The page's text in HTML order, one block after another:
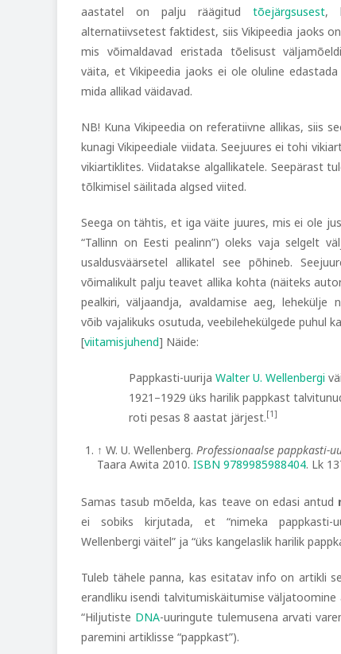
aastatel on palju räägitudtõejärgsusest,
alternatiivsetest faktidest, siis Vikipeedia jaoks
mis võimaldavad eristada tõelisust
väita, et Vikipeedia jaoks ei ole oluline
mida allikad väidavad.
NB! Kuna Vikipeedia on referatiivne allikas, siis
kunagi Vikipeediale viidata. Seejuures ei tohi
vikiartiklites. Viidatakse algallikatele. Seepärast
tõlkimisel säilitada algsed viited.
Seega on tähtis, et iga väite juures, mis ei ole
“Tallinn on Eesti pealinn”) oleks vaja selgelt
usaldusväärsetel allikatel see põhineb.
võimalikult palju teavet allika kohta (näiteks
pealkiri, väljaandja, avaldamise aeg, lehekülje
võib vajalikuks osutuda, veebilehekülgede puhul
[viitamisjuhend] Näide:
Pappkasti-uurija Walter U. Wellenbergi
1921–1929 üks harilik pappkast
roti pesas 8 aastat järjest.[1]
↑ W. U. Wellenberg. Professionaalse pappkasti-
Taara Awita 2010. ISBN 9789985988404. Lk
Samas tasub mõelda, kas teave on edasi antud
ei sobiks kirjutada, et “nimeka pappkasti-
Wellenbergi väitel” ja “üks kangelaslik harilik
Tuleb tähele panna, kas esitatav info on artikli
erandliku isendi talvitumiskäitumise
“Hiljutiste DNA-uuringute tulemusena arvati
paremini artiklisse “pappkast”).